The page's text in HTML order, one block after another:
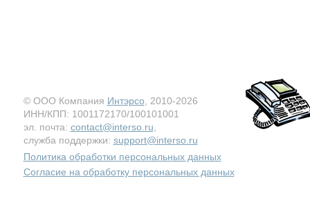
© ООО Компания Интэрсо , 2010-2026
ИНН/КПП: 1001172170/100101001
эл. почта: contact@interso.ru
служба поддержки: support@interso.ru
Политика обработки персональных данных
Согласие на обработку персональных данных